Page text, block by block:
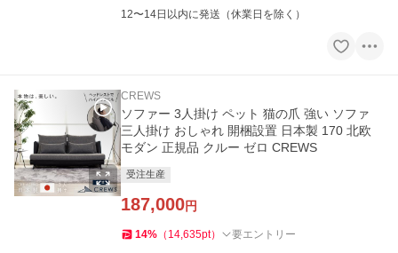
12〜14日以内に発送（休業日を除く）
CREWS
ソファー 3人掛け ペット 猫の爪 強い ソファ
三人掛け おしゃれ 開梱設置 日本製 170 北欧
モダン 正規品 クルー ゼロ CREWS
受注生産
187,000円
14% （ 14,635pt） 要エントリー